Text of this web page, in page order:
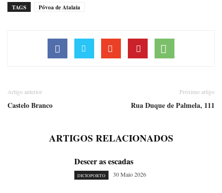
TAGS Póvoa de Atalaia
Artigo anterior
Castelo Branco
Próximo artigo
Rua Duque de Palmela, 111
ARTIGOS RELACIONADOS
Descer as escadas
DICIOPORTO 30 Maio 2026